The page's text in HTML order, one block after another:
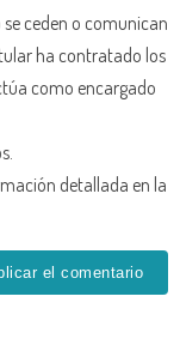
se ceden o comunican
ha contratado los
como encargado
detallada en la